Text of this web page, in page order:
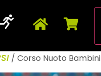
/ Corso Nuoto Bambini